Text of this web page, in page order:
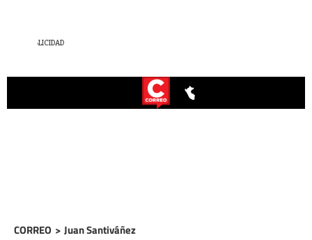
CORREO > Juan Santiváñez